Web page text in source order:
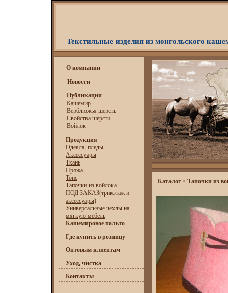
Текстильные изделия из монгольского
О компании
Новости
Публикации
Кашемир
Верблюжья шерсть
Свойства шерсти
Войлок
Продукция
Одеяла, пледы
Аксессуары
Ткань
Пряжа
Топс
Тапочки из войлока
ПОД ЗАКАЗ(трикотаж и
аксессуары)
Универсальные чехлы на
мягкую мебель
Кашемировое пальто
Где купить в розницу
Оптовым клиентам
Уход, чистка
Контакты
Каталог > Тапочки из